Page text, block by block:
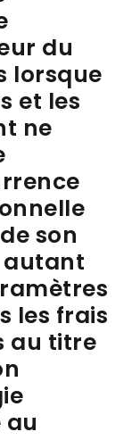
du
lorsque
et les
ne
son
les frais
au titre
au